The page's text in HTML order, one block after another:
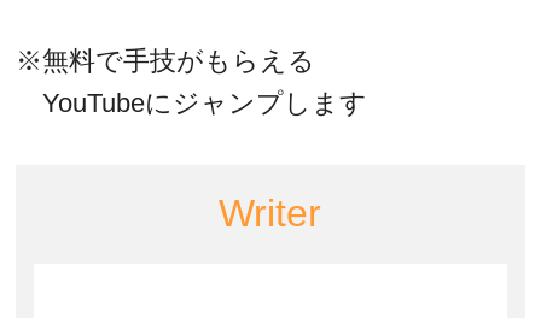
※無料で手技がもらえる
YouTubeにジャンプします
Writer